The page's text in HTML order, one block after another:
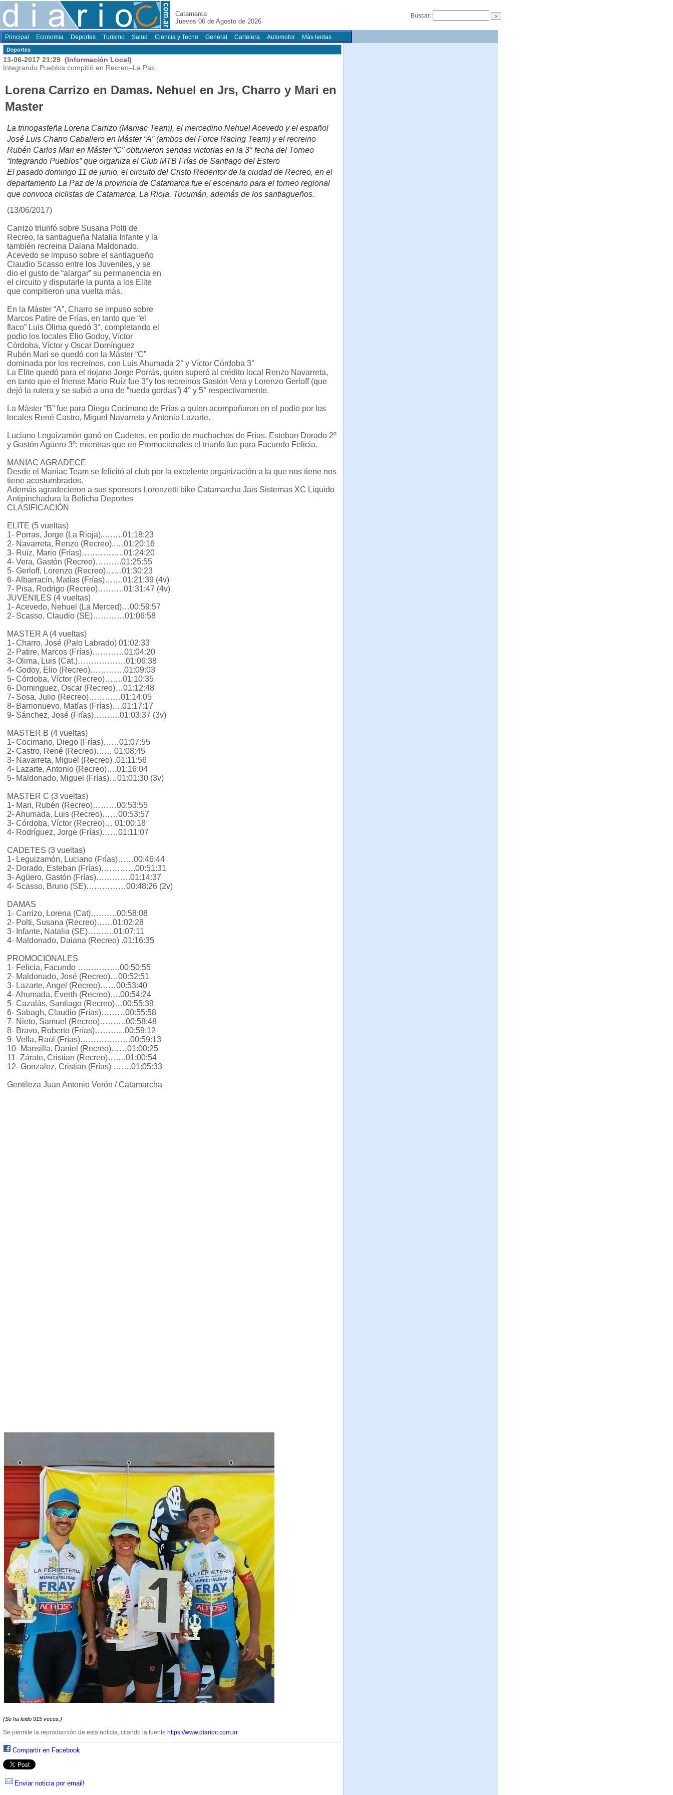
Catamarca
Jueves 06 de Agosto de 2026
Buscar:
Principal Economia Deportes Turismo Salud Ciencia y Tecno General Cartelera Automotor Más leidas
Deportes
13-06-2017 21:29 (Información Local)
Integrando Pueblos compitió en Recreo–La Paz
Lorena Carrizo en Damas. Nehuel en Jrs, Charro y Mari en
Master
La trinogasteña Lorena Carrizo (Maniac Team), el mercedino Nehuel Acevedo y el español
José Luis Charro Caballero en Máster “A” (ambos del Force Racing Team) y el recreino
Rubén Carlos Mari en Máster “C” obtuvieron sendas victorias en la 3° fecha del Torneo
“Integrando Pueblos” que organiza el Club MTB Frías de Santiago del Estero
El pasado domingo 11 de junio, el circuito del Cristo Redentor de la ciudad de Recreo, en el
departamento La Paz de la provincia de Catamarca fue el escenario para el torneo regional
que convoca ciclistas de Catamarca, La Rioja, Tucumán, además de los santiagueños.
(13/06/2017)
Carrizo triunfó sobre Susana Polti de
Recreo, la santiagueña Natalia Infante y la
también recreina Daiana Maldonado.
Acevedo se impuso sobre el santiagueño
Claudio Scasso entre los Juveniles, y se
dio el gusto de “alargar” su permanencia en
el circuito y disputarle la punta a los Elite
que compitieron una vuelta más.
En la Máster “A”, Charro se impuso sobre
Marcos Patire de Frías, en tanto que “el
flaco” Luis Olima quedó 3°, completando el
podio los locales Elio Godoy, Víctor
Córdoba, Víctor y Oscar Domínguez
Rubén Mari se quedó con la Máster “C”
dominada por los recreinos, con Luis Ahumada 2° y Víctor Córdoba 3°
La Elite quedó para el riojano Jorge Porrás, quien superó al crédito local Renzo Navarreta,
en tanto que el friense Mario Ruíz fue 3°y los recreinos Gastón Vera y Lorenzo Gerloff (que
dejó la rutera y se subió a una de “rueda gordas”) 4° y 5° respectivamente.
La Máster “B” fue para Diego Cocimano de Frías a quien acompañaron en el podio por los
locales René Castro, Miguel Navarreta y Antonio Lazarte.
Luciano Leguizamón ganó en Cadetes, en podio de muchachos de Frías. Esteban Dorado 2º
y Gastón Agüero 3º; mientras que en Promocionales el triunfo fue para Facundo Felicia.
MANIAC AGRADECE
Desde el Maniac Team se felicitó al club por la excelente organización a la que nos tiene nos
tiene acostumbrados.
Además agradecieron a sus sponsors Lorenzetti bike Catamarcha Jais Sistemas XC Liquido
Antipinchadura la Belicha Deportes
CLASIFICACIÓN
ELITE (5 vueltas)
1- Porras, Jorge (La Rioja)..…….01:18:23
2- Navarreta, Renzo (Recreo)..…01:20:16
3- Ruiz, Mario (Frías)…………….01:24:20
4- Vera, Gastón (Recreo)……….01:25:55
5- Gerloff, Lorenzo (Recreo)……01:30:23
6- Albarracín, Matías (Frías)…….01:21:39 (4v)
7- Pisa, Rodrigo (Recreo)……….01:31:47 (4v)
JUVENILES (4 vueltas)
1- Acevedo, Nehuel (La Merced)…00:59:57
2- Scasso, Claudio (SE)…………01:06:58
MASTER A (4 vueltas)
1- Charro, José (Palo Labrado) 01:02:33
2- Patire, Marcos (Frías)…………01:04:20
3- Olima, Luis (Cat.)………………01:06:38
4- Godoy, Elio (Recreo)………….01:09:03
5- Córdoba, Víctor (Recreo)…….01:10:35
6- Dominguez, Oscar (Recreo)…01:12:48
7- Sosa, Julio (Recreo)…………01:14:05
8- Barrionuevo, Matías (Frías)….01:17:17
9- Sánchez, José (Frías)……….01:03:37 (3v)
MASTER B (4 vueltas)
1- Cocimano, Diego (Frías)……01:07:55
2- Castro, René (Recreo)…… 01:08:45
3- Navarreta, Miguel (Recreo) .01:11:56
4- Lazarte, Antonio (Recreo)….01:16:04
5- Maldonado, Miguel (Frías)…01:01:30 (3v)
MASTER C (3 vueltas)
1- Mari, Rubén (Recreo)………00:53:55
2- Ahumada, Luis (Recreo)……00:53:57
3- Córdoba, Víctor (Recreo)… 01:00:18
4- Rodríguez, Jorge (Frías)……01:11:07
CADETES (3 vueltas)
1- Leguizamón, Luciano (Frías)……00:46:44
2- Dorado, Esteban (Frías)………….00:51:31
3- Agüero, Gastón (Frías)………….01:14:37
4- Scasso, Bruno (SE)……………00:48:26 (2v)
DAMAS
1- Carrizo, Lorena (Cat)……….00:58:08
2- Polti, Susana (Recreo)……01:02:28
3- Infante, Natalia (SE)……….01:07:11
4- Maldonado, Daiana (Recreo) .01:16:35
PROMOCIONALES
1- Felicia, Facundo …………….00:50:55
2- Maldonado, José (Recreo)…00:52:51
3- Lazarte, Angel (Recreo)……00:53:40
4- Ahumada, Everth (Recreo)….00:54:24
5- Cazalás, Santiago (Recreo)…00:55:39
6- Sabagh, Claudio (Frías)………00:55:58
7- Nieto, Samuel (Recreo)……….00:58:48
8- Bravo, Roberto (Frías)………...00:59:12
9- Vella, Raúl (Frías)……………….00:59:13
10- Mansilla, Daniel (Recreo)……01:00:25
11- Zárate, Cristian (Recreo)…….01:00:54
12- Gonzalez, Cristian (Frías) …….01:05:33
Gentileza Juan Antonio Verón / Catamarcha
(Se ha leido 915 veces.)
Se permite la reproducción de esta noticia, citando la fuente https://www.diarioc.com.ar
Compartir en Facebook
Enviar noticia por email!